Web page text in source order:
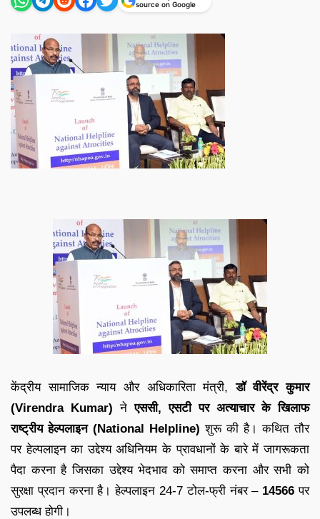
source on Google
केंद्रीय सामाजिक न्याय और अधिकारिता मंत्री,डॉ वीरेंद्र कुमार
(Virendra Kumar) नेएससी, एसटी पर अत्याचार के खिलाफ
राष्ट्रीय हेल्पलाइन (National Helpline) शुरू की है। कथित तौर
पर हेल्पलाइन का उद्देश्य अधिनियम के प्रावधानों के बारे में जागरूकता
पैदा करना है जिसका उद्देश्य भेदभाव को समाप्त करना और सभी को
सुरक्षा प्रदान करना है। हेल्पलाइन 24-7 टोल-फ्री नंबर – 14566पर
उपलब्ध होगी।